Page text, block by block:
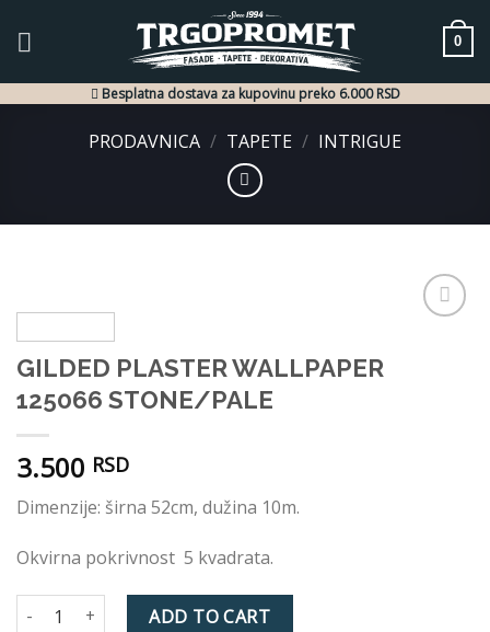
0
Besplatna dostava za kupovinu preko 6.000 RSD
PRODAVNICA / TAPETE / INTRIGUE
GILDED PLASTER WALLPAPER
125066 STONE/PALE
3.500 RSD
Dimenzije: širna 52cm, dužina 10m.
Okvirna pokrivnost 5 kvadrata.
GILDED PLASTER WALLPAPER 125066 STONE/PALE quantity
ADD TO CART